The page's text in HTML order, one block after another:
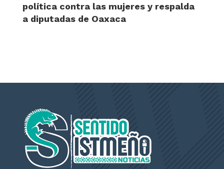
política contra las mujeres y respalda
a diputadas de Oaxaca